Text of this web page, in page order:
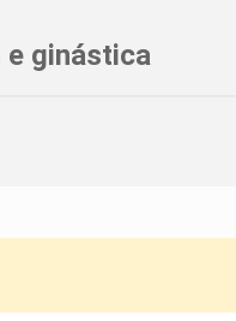
e ginástica